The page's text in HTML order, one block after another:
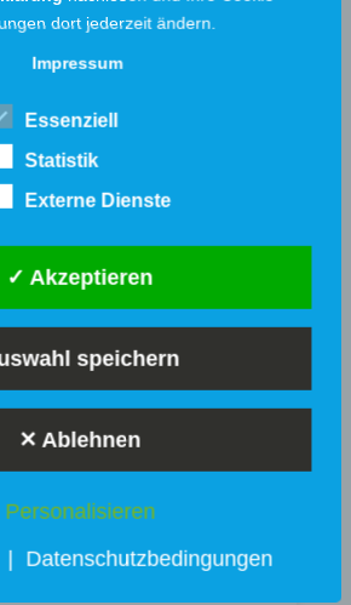
nimmt Fahrt auf:
bereits
Restarbeiten im
Löhne haben einen
beim Ausbau der
erreicht: Die neue
ist erfolgreich in Betrieb
Kunden werden bereits
dort jederzeit ändern.
Impressum
Essenziell
Statistik
Externe Dienste
✓ Akzeptieren
speichern
✕ Ablehnen
Personalisieren
| Datenschutzbedingungen